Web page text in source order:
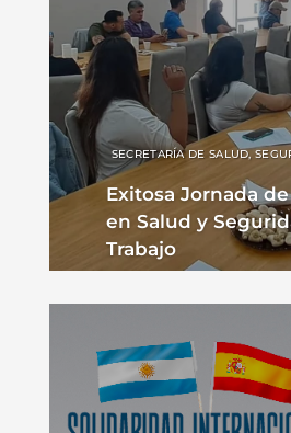
Exitosa Jornada
en Salud y
Trabajo
SECRETARÍA DE SALUD,
AMBIENTAL